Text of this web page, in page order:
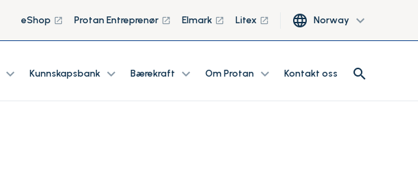
eShop launch Protan Entreprenør launch Elmark launch Litex launch language Norway expand_more
expand_more Kunnskapsbank expand_more Bærekraft expand_more Om Protan expand_more Kontakt oss search
search